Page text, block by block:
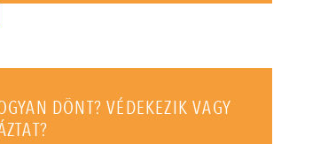
DÖNT? VÉDEKEZIK VAGY